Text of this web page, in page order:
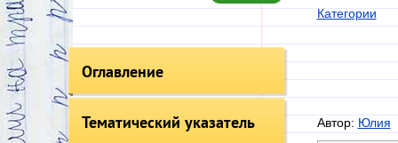
Оглавление
Тематический указатель
Категории
Автор: Юлия